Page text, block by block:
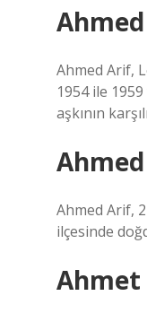
Ahmed Arif,
1954 ile
aşkının
Ahmed Arif,
ilçesinde
Ahmet